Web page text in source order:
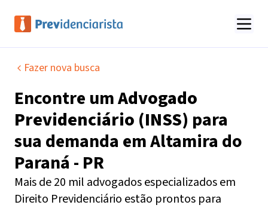
Fazer nova busca
Encontre umAdvogado
Previdenciário (INSS) para
sua demanda emAltamira do
Paraná - PR
Mais de 20 mil advogados especializados em
Direito Previdenciário estão prontos para